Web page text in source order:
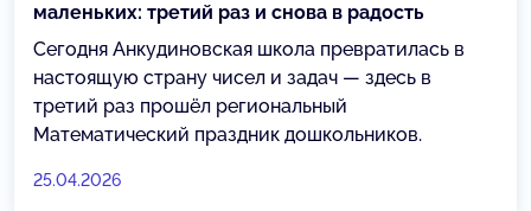
маленьких: третий раз и снова в радость
Сегодня Анкудиновская школа превратилась в
настоящую страну чисел и задач — здесь в
третий раз прошёл региональный
Математический праздник дошкольников.
25.04.2026